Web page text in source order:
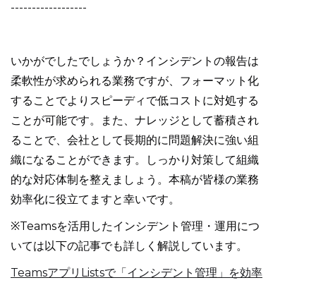
------------------
いかがでしたでしょうか？インシデントの報告は
柔軟性が求められる業務ですが、フォーマット化
することでよりスピーディで低コストに対処する
ことが可能です。また、ナレッジとして蓄積され
ることで、会社として長期的に問題解決に強い組
織になることができます。しっかり対策して組織
的な対応体制を整えましょう。本稿が皆様の業務
効率化に役立てますと幸いです。
※Teamsを活用したインシデント管理・運用につ
いては以下の記事でも詳しく解説しています。
TeamsアプリListsで「インシデント管理」を効率